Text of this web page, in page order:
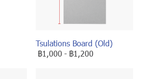
Tsulations Board (Old)
฿1,000 - ฿1,200